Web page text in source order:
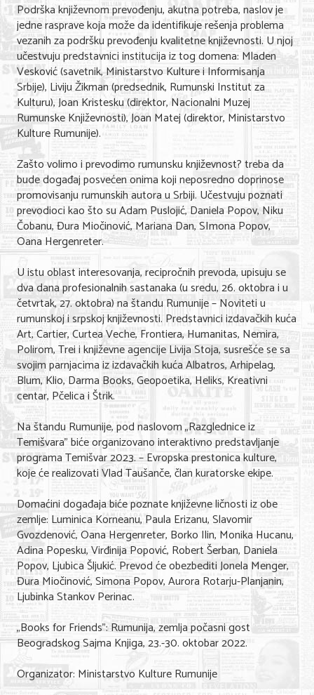
Podrška književnom prevođenju, akutna potreba, naslov je
jedne rasprave koja može da identifikuje rešenja problema
vezanih za podršku prevođenju kvalitetne književnosti. U njoj
učestvuju predstavnici institucija iz tog domena: Mladen
Vesković (savetnik, Ministarstvo Kulture i Informisanja
Srbije), Liviju Žikman (predsednik, Rumunski Institut za
Kulturu), Joan Kristesku (direktor, Nacionalni Muzej
Rumunske Književnosti), Joan Matej (direktor, Ministarstvo
Kulture Rumunije).
Zašto volimo i prevodimo rumunsku književnost? treba da
bude događaj posvećen onima koji neposredno doprinose
promovisanju rumunskih autora u Srbiji. Učestvuju poznati
prevodioci kao što su Adam Puslojić, Daniela Popov, Niku
Čobanu, Đura Miočinović, Mariana Dan, SImona Popov,
Oana Hergenreter.
U istu oblast interesovanja, recipročnih prevoda, upisuju se
dva dana profesionalnih sastanaka (u sredu, 26. oktobra i u
četvrtak, 27. oktobra) na štandu Rumunije – Noviteti u
rumunskoj i srpskoj književnosti. Predstavnici izdavačkih kuća
Art, Cartier, Curtea Veche, Frontiera, Humanitas, Nemira,
Polirom, Trei i književne agencije Livija Stoja, susrešće se sa
svojim parnjacima iz izdavačkih kuća Albatros, Arhipelag,
Blum, Klio, Darma Books, Geopoetika, Heliks, Kreativni
centar, Pčelica i Štrik.
Na štandu Rumunije, pod naslovom „Razglednice iz
Temišvara” biće organizovano interaktivno predstavljanje
programa Temišvar 2023. – Evropska prestonica kulture,
koje će realizovati Vlad Taušanče, član kuratorske ekipe.
Domaćini događaja biće poznate književne ličnosti iz obe
zemlje: Luminica Korneanu, Paula Erizanu, Slavomir
Gvozdenović, Oana Hergenreter, Borko Ilin, Monika Hucanu,
Adina Popesku, Virđinija Popović, Robert Šerban, Daniela
Popov, Ljubica Šljukić. Prevod će obezbediti Jonela Menger,
Đura Miočinović, Simona Popov, Aurora Rotarju-Planjanin,
Ljubinka Stankov Perinac.
„Books for Friends”: Rumunija, zemlja počasni gost
Beogradskog Sajma Knjiga, 23.-30. oktobar 2022.
Organizator: Ministarstvo Kulture Rumunije